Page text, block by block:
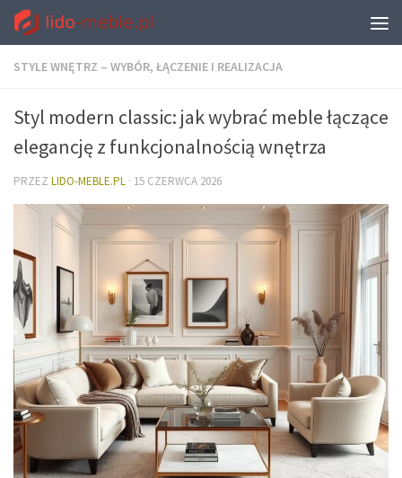
STYLE WNĘTRZ – WYBÓR, ŁĄCZENIE I REALIZACJA
Styl modern classic: jak wybrać meble łączące
elegancję z funkcjonalnością wnętrza
PRZEZ LIDO-MEBLE.PL · 15 CZERWCA 2026